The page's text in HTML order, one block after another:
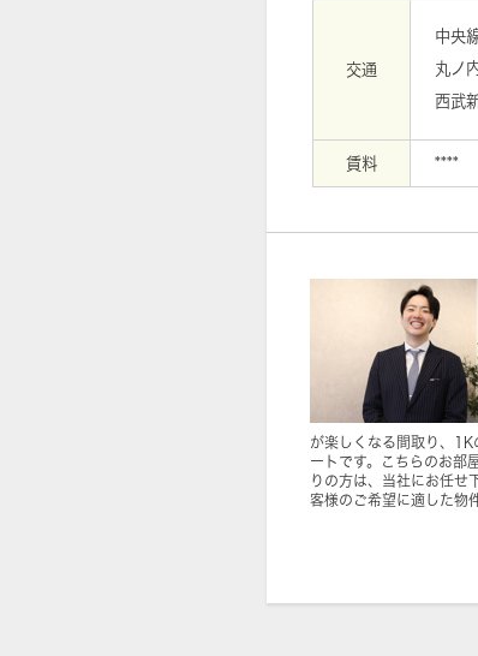
交通
中央
丸ノ
西武
賃料 ****
が楽しくなる間取り、1K
ートです。こちらのお部
りの方は、当社にお任せ
客様のご希望に適した物